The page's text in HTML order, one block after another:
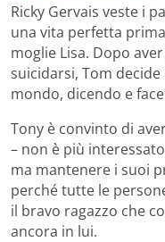
Ricky Gervais veste i
una vita perfetta
moglie Lisa. Dopo
suicidarsi, Tom
mondo, dicendo e
Tony è convinto di
– non è più
ma mantenere i suoi
perché tutte le
il bravo ragazzo che
ancora in lui.